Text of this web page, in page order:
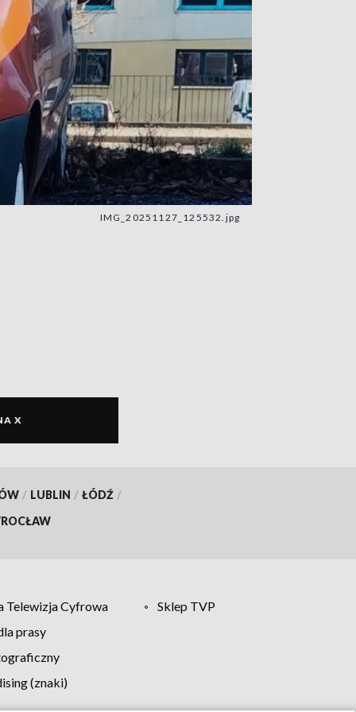
IMG_20251127_125532.jpg
X
/ LUBLIN / ŁÓDŹ /
Telewizja Cyfrowa
Sklep TVP
prasy
(znaki)